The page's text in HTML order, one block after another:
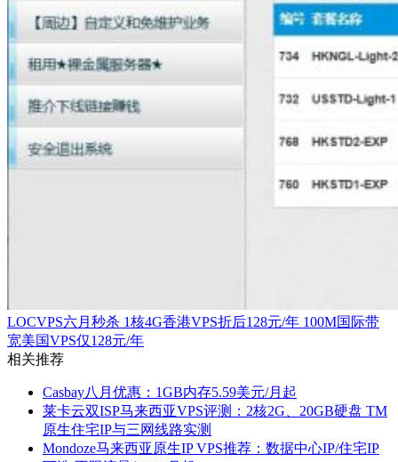
LOCVPS六月秒杀 1核4G香港VPS折后128元/年 100M国际带
宽美国VPS仅128元/年
相关推荐
Casbay八月优惠：1GB内存5.59美元/月起
莱卡云双ISP马来西亚VPS评测：2核2G、20GB硬盘 TM
原生住宅IP与三网线路实测
Mondoze马来西亚原生IP VPS推荐：数据中心IP/住宅IP